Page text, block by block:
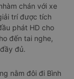
chán với xe
trí được tích
phát HD cho
đến tai nghe,
đủ.
nằm đôi đi Bình